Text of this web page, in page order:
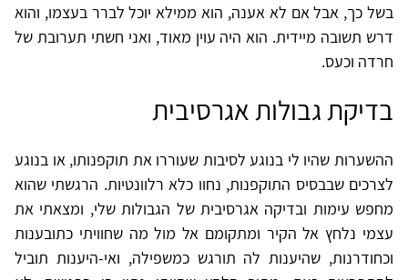
בשל כך, אבל אם לא אענה, הוא ממילא יוכל לברר בעצמו, והוא
דרש תשובה מיידית. הוא היה עוין מאוד, ואני חשתי תערובת של
חרדה וכעס.
בדיקת גבולות אגרסיבית
ההשערות שהיו לי בנוגע לסיבות שעוררו את תוקפנותו, או בנוגע
לצרכים שבבסיס התוקפנות, נחוו כלא רלוונטיות. הרגשתי שהוא
מחפש עימות ובדיקה אגרסיבית של הגבולות שלי, ומצאתי את
עצמי נלחץ אל הקיר ומתקומם אל מול מה שחוויתי כתובענות
וכחודרנות, שהיענות לה תורגש כמשפילה, ואי-היענות תוביל